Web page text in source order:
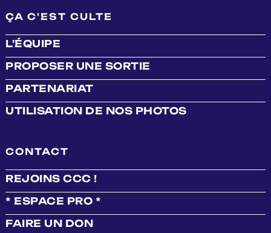
ÇA C'EST CULTE
L'ÉQUIPE
PROPOSER UNE SORTIE
PARTENARIAT
UTILISATION DE NOS PHOTOS
CONTACT
REJOINS CCC !
* ESPACE PRO *
FAIRE UN DON